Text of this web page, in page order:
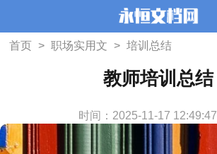
首页 > 职场实用文 > 培训总结
教师培训总结
时间：2025-11-17 12:49:47